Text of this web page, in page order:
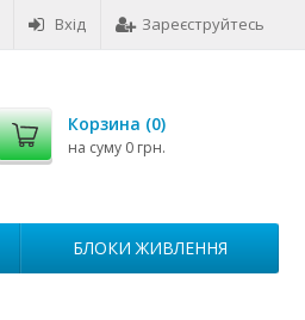
Вхід Зареєструйтесь
Корзина (0)
на суму 0 грн.
БЛОКИ ЖИВЛЕННЯ